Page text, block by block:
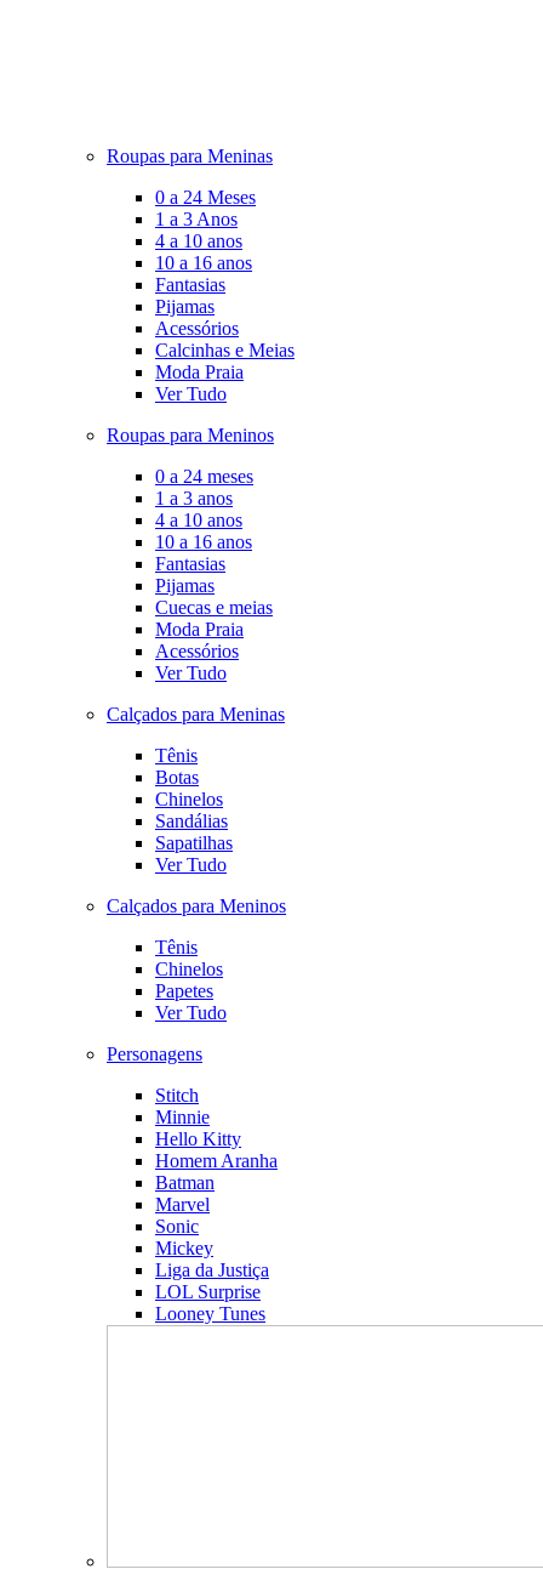
Roupas para Meninas
0 a 24 Meses
1 a 3 Anos
4 a 10 anos
10 a 16 anos
Fantasias
Pijamas
Acessórios
Calcinhas e Meias
Moda Praia
Ver Tudo
Roupas para Meninos
0 a 24 meses
1 a 3 anos
4 a 10 anos
10 a 16 anos
Fantasias
Pijamas
Cuecas e meias
Moda Praia
Acessórios
Ver Tudo
Calçados para Meninas
Tênis
Botas
Chinelos
Sandálias
Sapatilhas
Ver Tudo
Calçados para Meninos
Tênis
Chinelos
Papetes
Ver Tudo
Personagens
Stitch
Minnie
Hello Kitty
Homem Aranha
Batman
Marvel
Sonic
Mickey
Liga da Justiça
LOL Surprise
Looney Tunes